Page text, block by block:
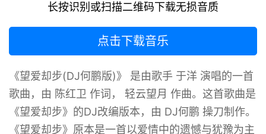
长按识别或扫描二维码下载无损音质
点击下载音乐
《望爱却步(DJ何鹏版)》 ‌是由歌手 于洋 演唱的一首
歌曲，由 陈红卫 作词， 轻云望月 作曲。这首歌曲是
《望爱却步》的DJ改编版本，由 DJ何鹏 操刀制作。
《望爱却步》原本是一首以爱情中的遗憾与犹豫为主